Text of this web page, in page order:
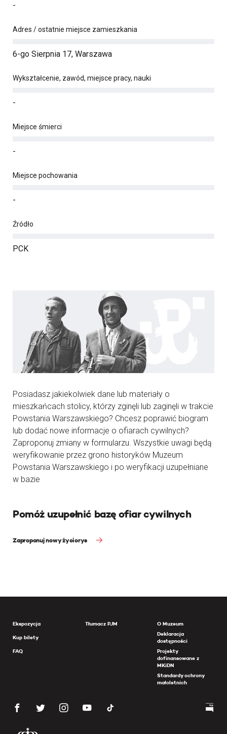
-
Adres / ostatnie miejsce zamieszkania
6-go Sierpnia 17, Warszawa
Wykształcenie, zawód, miejsce pracy, nauki
-
Miejsce śmierci
-
Miejsce pochowania
-
Źródło
PCK
Posiadasz jakiekolwiek dane lub materiały o
mieszkańcach stolicy, którzy zginęli lub zaginęli w trakcie
Powstania Warszawskiego? Chcesz poprawić biogram
lub dodać nowe informacje o ofiarach cywilnych?
Zaproponuj zmiany w formularzu. Wszystkie uwagi będą
weryfikowanie przez grono historyków Muzeum
Powstania Warszawskiego i po weryfikacji uzupełniane
w bazie
Pomóż uzupełnić bazę ofiar cywilnych
Zaproponuj nowy życiorys
Ekspozycja
Kup bilety
FAQ
Tłumacz PJM
O Muzeum
Deklaracja
dostępności
Projekty
dofinansowane z
MKiDN
Standardy ochrony
małoletnich